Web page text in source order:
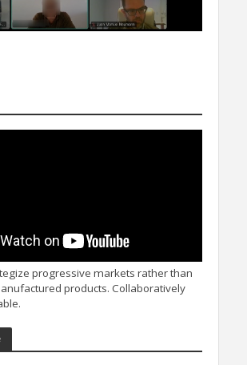
progressive markets rather than
products. Collaboratively